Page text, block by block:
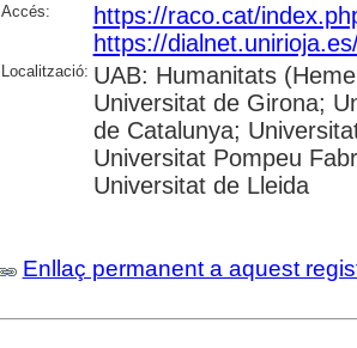
Accés:
https://raco.cat/
https://
Localització: UAB: Humanitats
Universitat de Girona;
de Catalunya;
Universitat Pompeu
Universitat de Lleida
Enllaç permanent a aquest